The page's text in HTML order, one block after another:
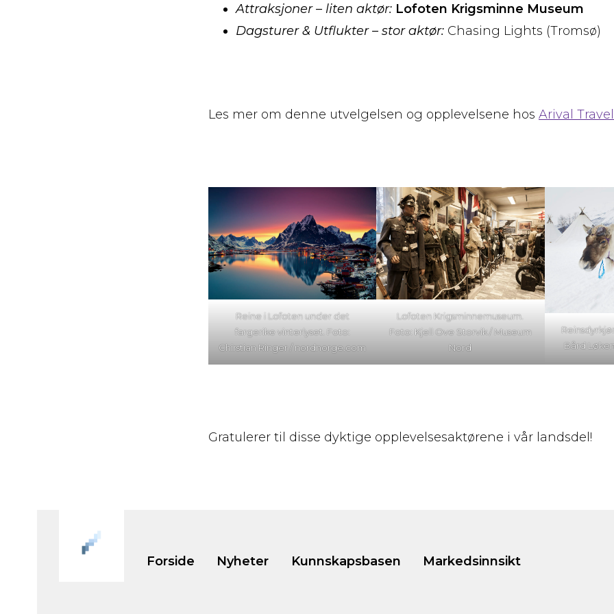
Attraksjoner – liten aktør: Lofoten Krigsminne Museum
Dagsturer & Utflukter – stor aktør: Chasing Lights (Tromsø)
Les mer om denne utvelgelsen og opplevelsene hos Arival Travel
Reine i Lofoten under det
fargerike vinterlyset. Foto:
Chirstian Ringer / nordnorge.com
Lofoten Krigsminnemuseum.
Foto: Kjell Ove Storvik / Museum
Nord
Bård
Gratulerer til disse dyktige opplevelsesaktørene i vår landsdel!
Forside Nyheter Kunnskapsbasen Markedsinnsikt